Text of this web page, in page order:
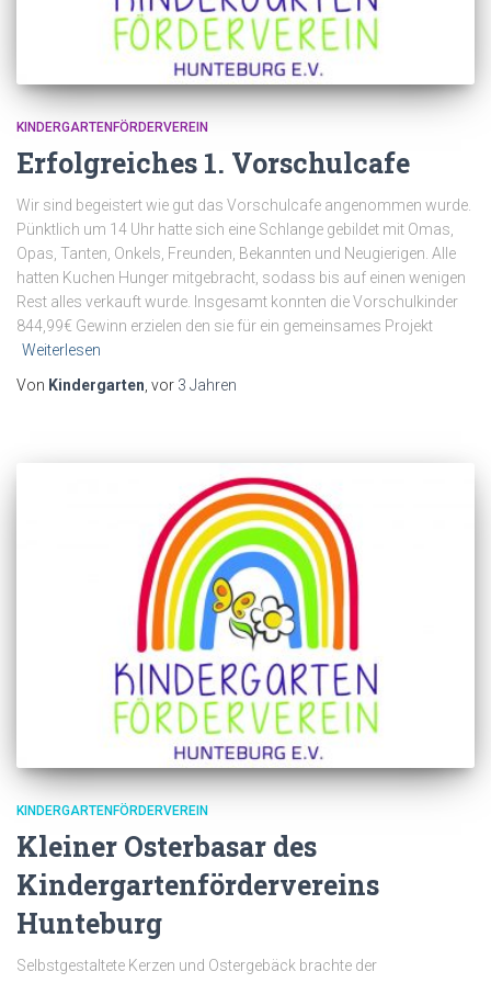
KINDERGARTENFÖRDERVEREIN
Erfolgreiches 1. Vorschulcafe
Wir sind begeistert wie gut das Vorschulcafe angenommen wurde.
Pünktlich um 14 Uhr hatte sich eine Schlange gebildet mit Omas,
Opas, Tanten, Onkels, Freunden, Bekannten und Neugierigen. Alle
hatten Kuchen Hunger mitgebracht, sodass bis auf einen wenigen
Rest alles verkauft wurde. Insgesamt konnten die Vorschulkinder
844,99€ Gewinn erzielen den sie für ein gemeinsames Projekt
Weiterlesen
Von Kindergarten , vor 3 Jahren
KINDERGARTENFÖRDERVEREIN
Kleiner Osterbasar des
Kindergartenfördervereins
Hunteburg
Selbstgestaltete Kerzen und Ostergebäck brachte der